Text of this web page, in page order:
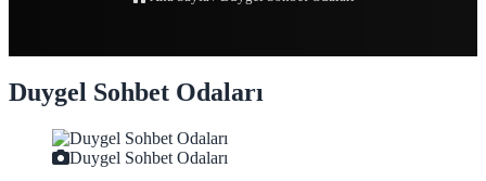
Duygel Sohbet Odaları
Duygel Sohbet Odaları